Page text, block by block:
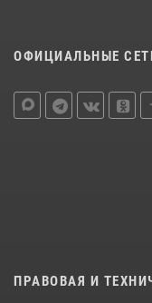
ОФИЦИАЛЬНЫЕ
ПРАВОВАЯ И